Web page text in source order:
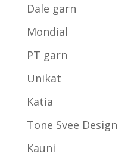
Dale garn
Mondial
PT garn
Unikat
Katia
Tone Svee Design
Kauni